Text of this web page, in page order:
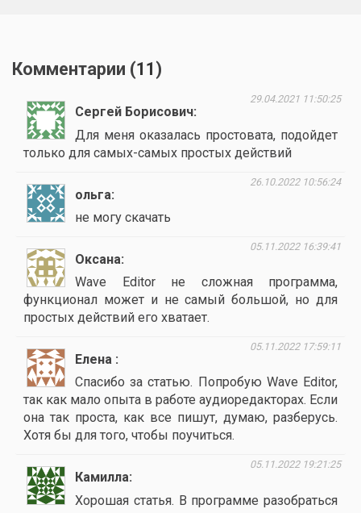
Комментарии (11 )
Сергей Борисович
29.04.2021 11:50:25
Для меня оказалась простовата, подойдет
только для самых-самых простых действий
ольга
26.10.2022 10:56:24
не могу скачать
Оксана
05.11.2022 16:39:41
Wave Editor не сложная программа,
функционал может и не самый большой, но для
простых действий его хватает.
Елена
05.11.2022 17:59:11
Спасибо за статью. Попробую Wave Editor,
так как мало опыта в работе аудиоредакторах. Если
она так проста, как все пишут, думаю, разберусь.
Хотя бы для того, чтобы поучиться.
Камилла
05.11.2022 19:21:25
Хорошая статья. В программе разобраться